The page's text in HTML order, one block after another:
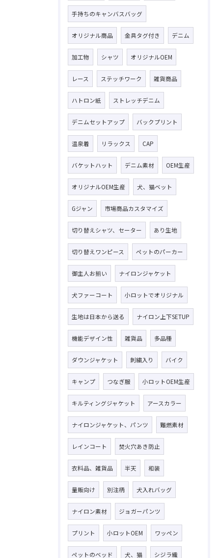
手持ちのキャンバスバッグ
オリジナル商品 金具タグ付き デニム
加工物 シャツ オリジナルOEM
レース ステッチワーク 雑貨商品
ハトロン紙 ストレッチデニム
デニムセットアップ バックプリント
温泉着 リラックス CAP
バケットハット デニム素材 OEM生産
オリジナルOEM生産 犬、猫ベット
Gジャン 市場商品カスタマイズ
切り替えシャツ、セーター あり生地
切り替えワンピース ペットのパーカー
御主人お揃い ナイロンジャケット
犬ファーコート 小ロットでオリジナル
生地は日本から送る ナイロン上下SETUP
機能デザイン性 雑貨品 多品種
ダウンジャケット 刺繍入り バイク
キャンプ つなぎ服 小ロットOEM生産
キルティングジャケット アースカラー
ナイロンジャケット、パンツ 難燃素材
レインコート 焚火穴あき防止
衣料品、雑貨品 半天 和装
量販向け 別注柄 犬入れバッグ
ナイロン素材 ジョガーパンツ
プリント 小ロットOEM ワッペン
ペットのベッド 犬、猫 シジラ織